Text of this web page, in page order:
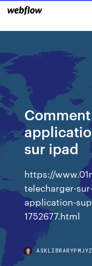
sur ipad
https://
telecharger-
application-
1752677.html